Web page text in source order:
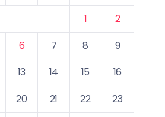
1
2
6 7 8
9
13 14 15
16
20 21 22
23